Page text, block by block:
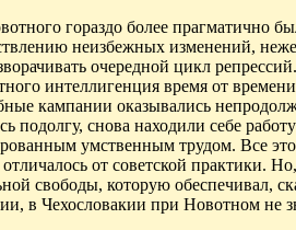
гораздо более прагматично
неизбежных изменений,
очередной цикл
интеллигенция время от времени
кампании оказывались
подолгу, снова находили себе
умственным трудом. Все это
от советской практики.
свободы, которую обеспечивал,
в Чехословакии при Новотном не